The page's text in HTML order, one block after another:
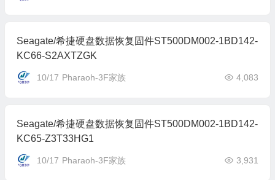
Seagate/希捷硬盘数据恢复固件ST500DM002-1BD142-
KC66-S2AXTZGK
10/17 Pharaoh-3F家族 4,083
Seagate/希捷硬盘数据恢复固件ST500DM002-1BD142-
KC65-Z3T33HG1
10/17 Pharaoh-3F家族 3,931